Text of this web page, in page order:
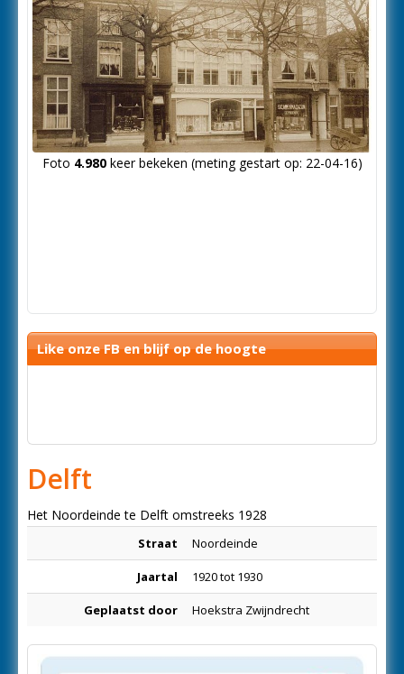
Foto 4.980keer bekeken (meting gestart op: 22-04-16)
Like onze FB en blijf op de hoogte
Delft
Het Noordeinde te Delft omstreeks 1928
Straat Noordeinde
Jaartal 1920 tot 1930
Geplaatst door Hoekstra Zwijndrecht